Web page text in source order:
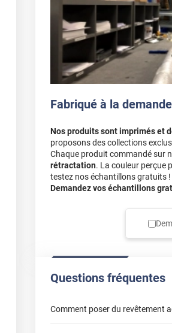
Fabriqué à la
Nos produits sont imprimés et
proposons des collections
Chaque produit commandé sur
rétractation. La couleur perçue
testez nos échantillons gratuits
Demandez vos échantillons
Questions fréquentes
Comment poser du revêtement